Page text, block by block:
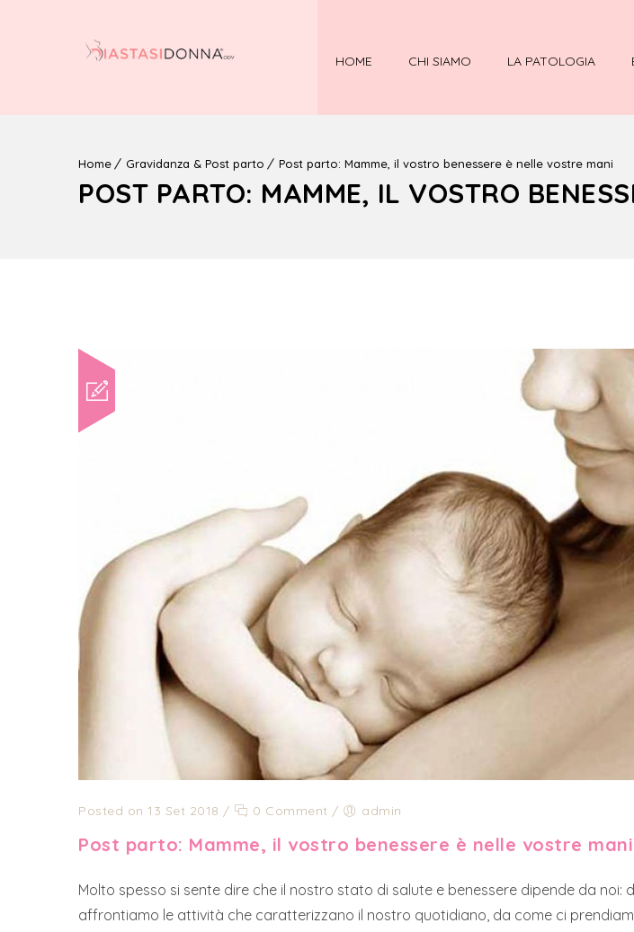
HOME CHI SIAMO LA PATOLOGIA
Home Gravidanza & Post parto Post parto: Mamme, il vostro benessere è nelle vostre mani
POST PARTO: MAMME, IL VOSTRO
Posted on 13 Set 2018 / 0 Comment / admin
Post parto: Mamme, il vostro benessere è nelle vostre mani
Molto spesso si sente dire che il nostro stato di salute e benessere dipende da noi:
affrontiamo le attività che caratterizzano il nostro quotidiano, da come ci